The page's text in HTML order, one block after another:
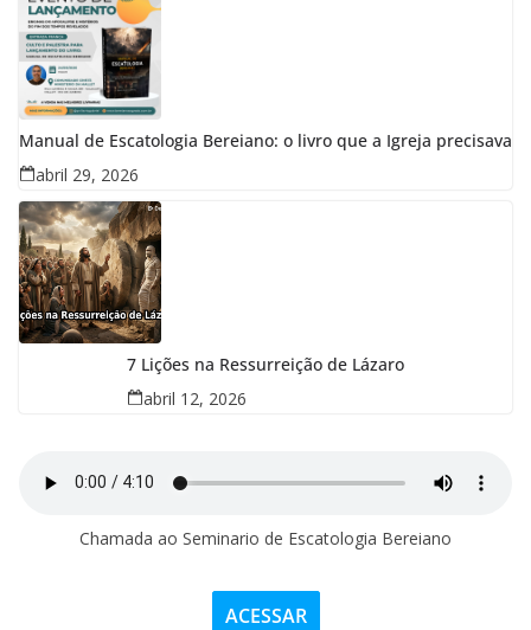
Manual de Escatologia Bereiano: o livro que a Igreja precisava
abril 29, 2026
7 Lições na Ressurreição de Lázaro
abril 12, 2026
Chamada ao Seminario de Escatologia Bereiano
ACESSAR